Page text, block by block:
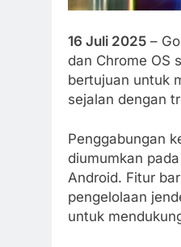
16 Juli 2025 –
dan Chrome OS
bertujuan untuk
sejalan dengan
Penggabungan
diumumkan
Android. Fitur
pengelolaan
untuk